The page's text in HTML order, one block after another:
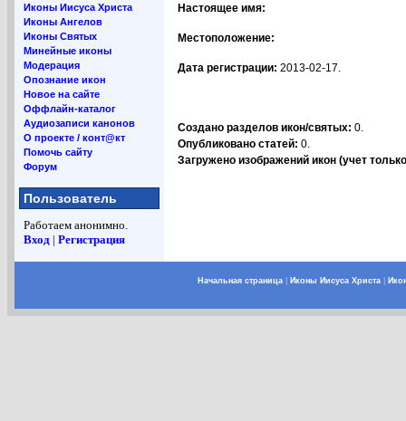
Иконы Иисуса Христа
Иконы Ангелов
Иконы Святых
Минейные иконы
Модерация
Опознание икон
Новое на сайте
Оффлайн-каталог
Аудиозаписи канонов
О проекте / конт@кт
Помочь сайту
Форум
Пользователь
Работаем анонимно.
Вход | Регистрация
Настоящее имя:
Местоположение:
Дата регистрации: 2013-02-17.
Создано разделов икон/святых: 0.
Опубликовано статей: 0.
Загружено изображений икон (учет
Начальная страница| Иконы Иисуса Христа|